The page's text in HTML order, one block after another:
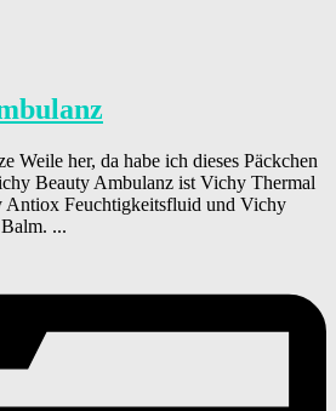
Weile her, da habe ich dieses Päckchen
Beauty Ambulanz ist Vichy Thermal
Antiox Feuchtigkeitsfluid und Vichy
...